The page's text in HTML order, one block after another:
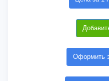
Оформить